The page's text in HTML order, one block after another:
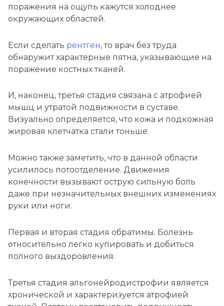
поражения на ощупь кажутся холоднее
окружающих областей.
Если сделать рентген, то врач без труда
обнаружит характерные пятна, указывающие на
поражение костных тканей.
И, наконец, третья стадия связана с атрофией
мышц и утратой подвижности в суставе.
Визуально определяется, что кожа и подкожная
жировая клетчатка стали тоньше.
Можно также заметить, что в данной области
усилилось потоотделение. Движения
конечности вызывают острую сильную боль
даже при незначительных внешних изменениях
руки или ноги.
Первая и вторая стадия обратимы. Болезнь
относительно легко купировать и добиться
полного выздоровления.
Третья стадия альгонейродистрофии является
хронической и характеризуется атрофией